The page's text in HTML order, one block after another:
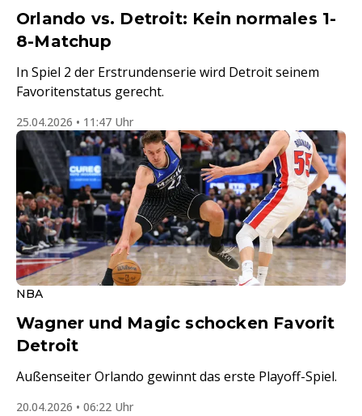
Orlando vs. Detroit: Kein normales 1-
8-Matchup
In Spiel 2 der Erstrundenserie wird Detroit seinem
Favoritenstatus gerecht.
25.04.2026 • 11:47 Uhr
NBA
Wagner und Magic schocken Favorit
Detroit
Außenseiter Orlando gewinnt das erste Playoff-Spiel.
20.04.2026 • 06:22 Uhr